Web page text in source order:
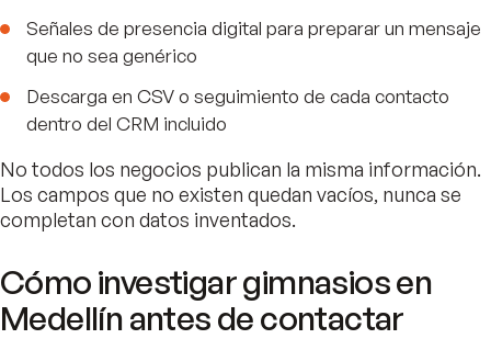
Señales de presencia digital para preparar un mensaje
que no sea genérico
Descarga en CSV o seguimiento de cada contacto
dentro del CRM incluido
No todos los negocios publican la misma información.
Los campos que no existen quedan vacíos, nunca se
completan con datos inventados.
Cómo investigar gimnasios en
Medellín antes de contactar